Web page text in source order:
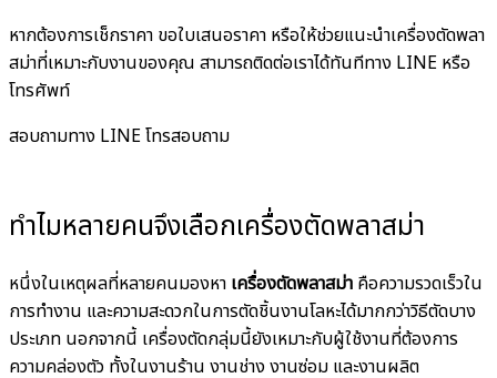
หากต้องการเช็กราคา ขอใบเสนอราคา หรือให้ช่วยแนะนำเครื่องตัดพลา
สม่าที่เหมาะกับงานของคุณ สามารถติดต่อเราได้ทันทีทาง LINE หรือ
โทรศัพท์
สอบถามทาง LINEโทรสอบถาม
ทำไมหลายคนจึงเลือกเครื่องตัดพลาสม่า
หนึ่งในเหตุผลที่หลายคนมองหา เครื่องตัดพลาสม่า คือความรวดเร็วใน
การทำงาน และความสะดวกในการตัดชิ้นงานโลหะได้มากกว่าวิธีตัดบาง
ประเภท นอกจากนี้ เครื่องตัดกลุ่มนี้ยังเหมาะกับผู้ใช้งานที่ต้องการ
ความคล่องตัว ทั้งในงานร้าน งานช่าง งานซ่อม และงานผลิต